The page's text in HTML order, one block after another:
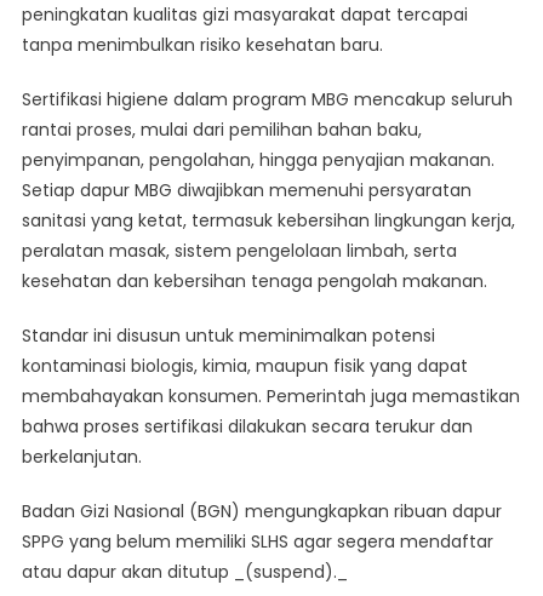
peningkatan kualitas gizi masyarakat dapat tercapai
tanpa menimbulkan risiko kesehatan baru.
Sertifikasi higiene dalam program MBG mencakup seluruh
rantai proses, mulai dari pemilihan bahan baku,
penyimpanan, pengolahan, hingga penyajian makanan.
Setiap dapur MBG diwajibkan memenuhi persyaratan
sanitasi yang ketat, termasuk kebersihan lingkungan kerja,
peralatan masak, sistem pengelolaan limbah, serta
kesehatan dan kebersihan tenaga pengolah makanan.
Standar ini disusun untuk meminimalkan potensi
kontaminasi biologis, kimia, maupun fisik yang dapat
membahayakan konsumen. Pemerintah juga memastikan
bahwa proses sertifikasi dilakukan secara terukur dan
berkelanjutan.
Badan Gizi Nasional (BGN) mengungkapkan ribuan dapur
SPPG yang belum memiliki SLHS agar segera mendaftar
atau dapur akan ditutup _(suspend)._